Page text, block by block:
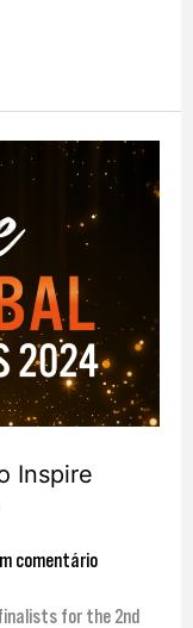
Inspire
comentário
for the 2nd